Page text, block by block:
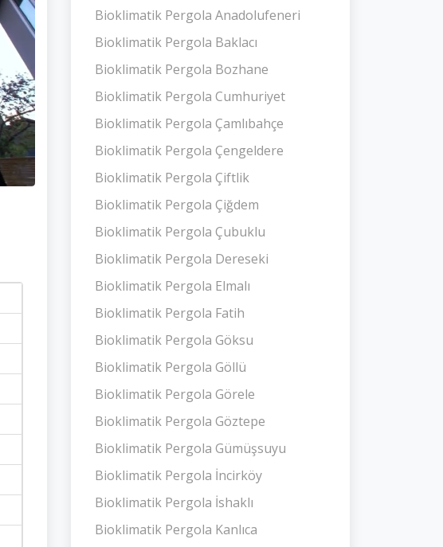
Bioklimatik Pergola Anadolufeneri
Bioklimatik Pergola Baklacı
Bioklimatik Pergola Bozhane
Bioklimatik Pergola Cumhuriyet
Bioklimatik Pergola Çamlıbahçe
Bioklimatik Pergola Çengeldere
Bioklimatik Pergola Çiftlik
Bioklimatik Pergola Çiğdem
Bioklimatik Pergola Çubuklu
Bioklimatik Pergola Dereseki
Bioklimatik Pergola Elmalı
Bioklimatik Pergola Fatih
Bioklimatik Pergola Göksu
Bioklimatik Pergola Göllü
Bioklimatik Pergola Görele
Bioklimatik Pergola Göztepe
Bioklimatik Pergola Gümüşsuyu
Bioklimatik Pergola İncirköy
Bioklimatik Pergola İshaklı
Bioklimatik Pergola Kanlıca